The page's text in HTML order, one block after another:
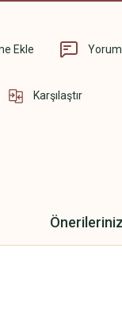
Karşılaştır
Önerileriniz